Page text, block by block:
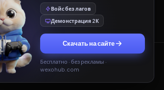
Принять Только необходимые
Войс без лагов
Демонстрация 2К
Скачать на сайте
Бесплатно · без рекламы ·
wexohub.com